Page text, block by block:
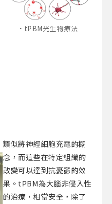
tPBM光生物療法
類似將神經細胞充電的概
念，而這些在特定組織的
改變可以達到抗憂鬱的效
果。tPBM為大腦非侵入性
的治療，相當安全，除了